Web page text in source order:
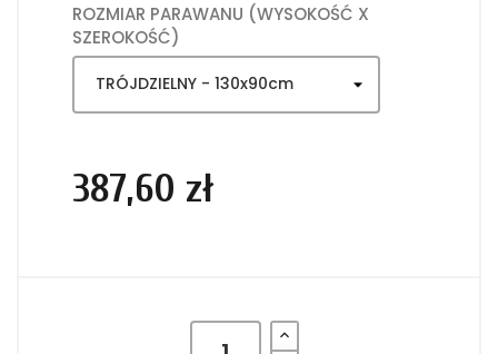
ROZMIAR PARAWANU (WYSOKOŚĆ X
SZEROKOŚĆ)
387,60 zł